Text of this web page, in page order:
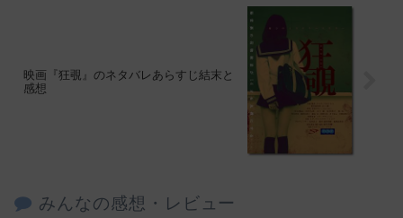
映画『狂覗』のネタバレあらすじ結末と
感想
みんなの感想・レビュー